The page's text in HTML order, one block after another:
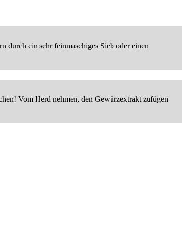
durch ein sehr feinmaschiges Sieb oder einen
Vom Herd nehmen, den Gewürzextrakt zufügen